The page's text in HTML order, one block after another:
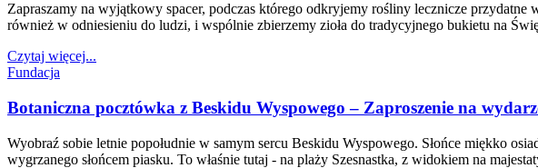
Zapraszamy na wyjątkowy spacer, podczas którego odkryjemy rośliny lecznicze
również w odniesieniu do ludzi, i wspólnie zbierzemy zioła do tradycyjnego bukietu na
Czytaj więcej...
Fundacja
Botaniczna pocztówka z Beskidu Wyspowego – Zaproszenie na
Wyobraź sobie letnie popołudnie w samym sercu Beskidu Wyspowego. Słońce miękko
wygrzanego słońcem piasku. To właśnie tutaj - na plaży Szesnastka, z widokiem na